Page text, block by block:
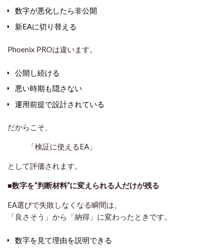
数字が悪化したら非公開
新EAに切り替える
Phoenix PROは違います。
公開し続ける
悪い時期も隠さない
運用前提で設計されている
だからこそ、
「検証に使えるEA」
として評価されます。
■数字を“判断材料”に変えられる人だけが残る
EA選びで失敗しなくなる瞬間は、
「良さそう」から「納得」に変わったときです。
数字を見て理由を説明できる